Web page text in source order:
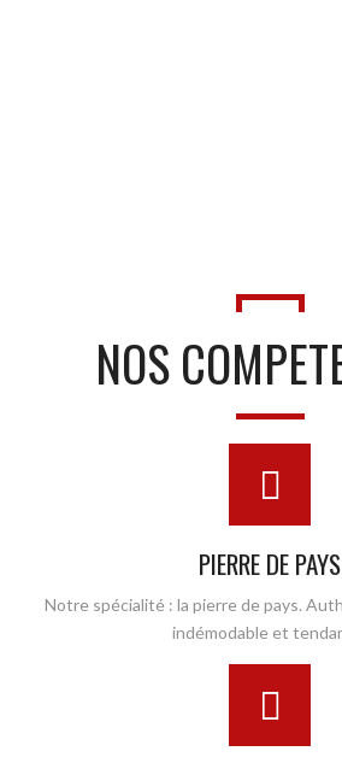
NOS
PIERRE DE PAYS
Notre spécialité : la pierre de pays.
indémodable et